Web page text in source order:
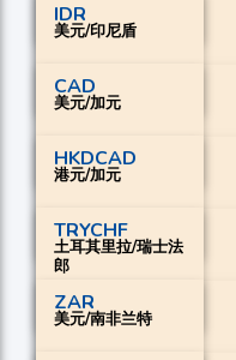
IDR
美元/印尼盾
CAD
美元/加元
HKDCAD
港元/加元
TRYCHF
土耳其里拉/瑞士法
郎
ZAR
美元/南非兰特